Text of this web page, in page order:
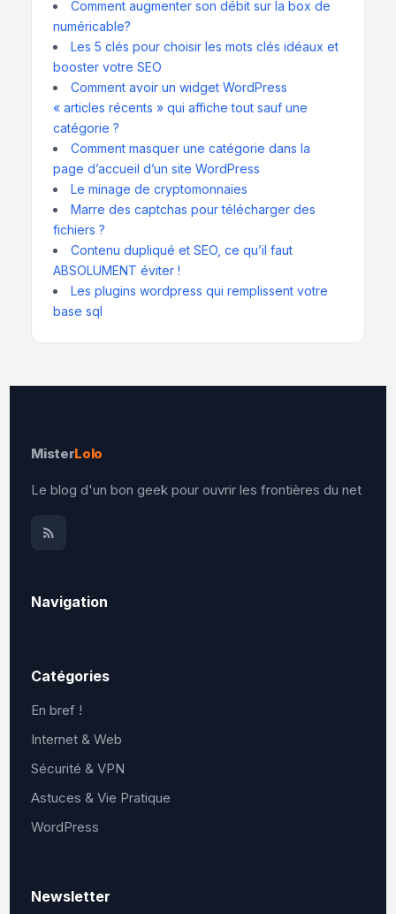
Comment augmenter son débit sur la box de
numéricable?
Les 5 clés pour choisir les mots clés idéaux et
booster votre SEO
Comment avoir un widget WordPress
« articles récents » qui affiche tout sauf une
catégorie ?
Comment masquer une catégorie dans la
page d’accueil d’un site WordPress
Le minage de cryptomonnaies
Marre des captchas pour télécharger des
fichiers ?
Contenu dupliqué et SEO, ce qu’il faut
ABSOLUMENT éviter !
Les plugins wordpress qui remplissent votre
base sql
MisterLolo
Le blog d'un bon geek pour ouvrir les frontières du net
Navigation
Catégories
En bref !
Internet & Web
Sécurité & VPN
Astuces & Vie Pratique
WordPress
Newsletter